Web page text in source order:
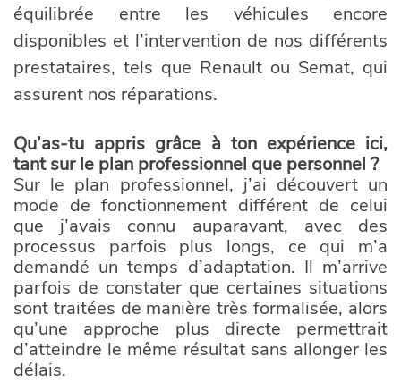
équilibrée entre les véhicules encore
disponibles et l’intervention de nos différents
prestataires, tels que Renault ou Semat, qui
assurent nos réparations.
Qu’as-tu appris grâce à ton expérience ici,
tant sur le plan professionnel que personnel ?
Sur le plan professionnel, j’ai découvert un
mode de fonctionnement différent de celui
que j’avais connu auparavant, avec des
processus parfois plus longs, ce qui m’a
demandé un temps d’adaptation. Il m’arrive
parfois de constater que certaines situations
sont traitées de manière très formalisée, alors
qu’une approche plus directe permettrait
d’atteindre le même résultat sans allonger les
délais.